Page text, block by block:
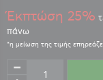
Έκπτώση 25%
πάνω